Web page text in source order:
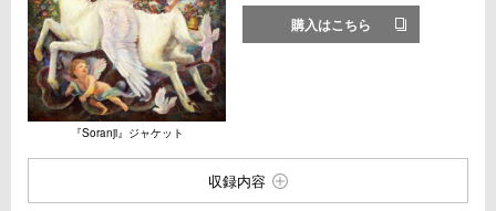
『Soranji』ジャケット
購入はこちら
収録内容